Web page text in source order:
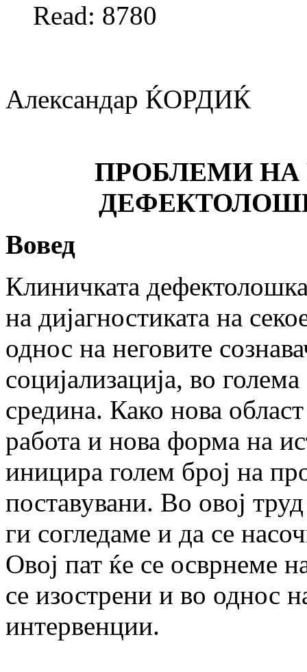
Read: 8780
Александар ЌОРДИЌ
ПРОБЛЕМИ НА
Вовед
Клиничката
на дијагностиката на
однос на неговите
социјализација, во
средина. Како нова
работа и нова форма на
иницира голем број на
поставувани. Во овој
ги согледаме и да се
Овој пат ќе се осврнеме
се изострени и во однос
интервенции.